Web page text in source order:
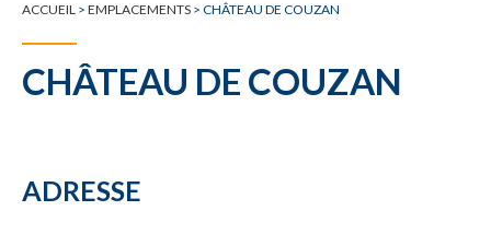
ACCUEIL > EMPLACEMENTS > CHÂTEAU DE COUZAN
CHÂTEAU DE COUZAN
ADRESSE